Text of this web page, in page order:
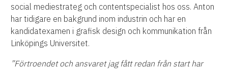
social mediestrateg och contentspecialist hos oss. Anton
har tidigare en bakgrund inom industrin och har en
kandidatexamen i grafisk design och kommunikation från
Linköpings Universitet.
”Förtroendet och ansvaret jag fått redan från start har